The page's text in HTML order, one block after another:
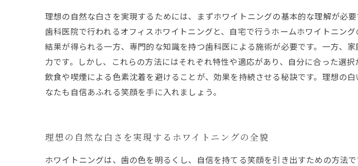
理想の自然な白さを実現するためには、まずホワイトニングの基本的な理解が必
歯科医院で行われるオフィスホワイトニングと、自宅で行うホームホワイトニン
結果が得られる一方、専門的な知識を持つ歯科医による施術が必要です。一方、
力です。しかし、これらの方法にはそれぞれ特性や適応があり、自分に合った選
飲食や喫煙による色素沈着を避けることが、効果を持続させる秘訣です。理想の
なたも自信あふれる笑顔を手に入れましょう。
理想の自然な白さを実現するホワイトニングの全貌
ホワイトニングは、歯の色を明るくし、自信を持てる笑顔を引き出すための方法